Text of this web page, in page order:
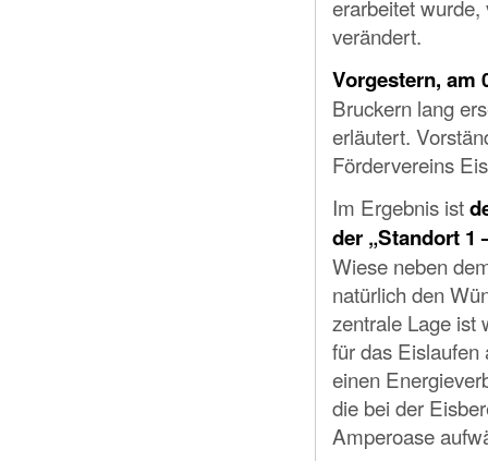
erarbeitet
verändert.
Vorgestern, am
Bruckern lang
erläutert.
Fördervereins
Im Ergebnis ist
der „Standort 1
Wiese neben
natürlich den
zentrale Lage ist
für das Eislaufen
einen
die bei der
Amperoase